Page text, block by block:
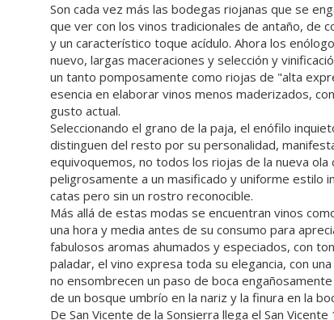
Son cada vez más las bodegas riojanas que se
que ver con los vinos tradicionales de antaño, de
y un característico toque acídulo. Ahora los
nuevo, largas maceraciones y selección y
un tanto pomposamente como riojas de "alta
esencia en elaborar vinos menos maderizados,
gusto actual.
Seleccionando el grano de la paja, el enófilo
distinguen del resto por su personalidad,
equivoquemos, no todos los riojas de la nueva
peligrosamente a un masificado y uniforme estilo
catas pero sin un rostro reconocible.
Más allá de estas modas se encuentran vinos
una hora y media antes de su consumo para
fabulosos aromas ahumados y especiados, con
paladar, el vino expresa toda su elegancia, con
no ensombrecen un paso de boca
de un bosque umbrío en la nariz y la finura en la
De San Vicente de la Sonsierra llega el San